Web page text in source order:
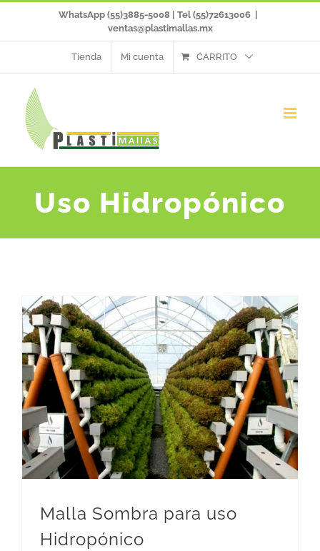
WhatsApp (55)3885-5008 | Tel (55)72613006
ventas@plastimallas.mx
Tienda Mi cuenta CARRITO
Uso Hidropónico
Malla Sombra para uso
Hidropónico